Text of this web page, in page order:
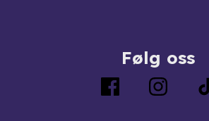
Følg oss